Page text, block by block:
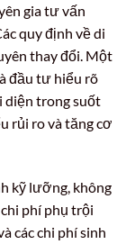
gia tư vấn
quy định về di
thay đổi. Một
đầu tư hiểu rõ
diện trong suốt
rủi ro và tăng cơ
kỹ lưỡng, không
phí phụ trội
các chi phí sinh